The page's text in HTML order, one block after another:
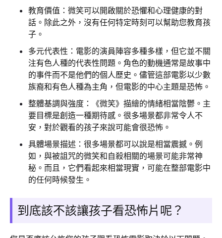
教育價值：微笑可以開啟關於恐懼和心理健康的對
話。除此之外，沒有任何特定時刻可以幫助您教育孩
子。
多元代表性：電影的演員陣容多種多樣，但它並不關
注有色人種的代表性問題。角色的動機通常是故事中
的事件而不是他們的個人歷史。儘管這部電影以少數
族裔和有色人種為主角，但電影的中心主題是恐怖。
整體基調與強度：《微笑》描繪的情緒相當陰鬱。主
要目標是創造一種期待感。很多場景都非常令人不
安，對於觀看的孩子來說可能會很恐怖。
具體場景描述：很多場景都可以說是相當震撼。例
如，與被詛咒的微笑和自殺相關的場景可能非常神
秘。而且，它們看起來相當現實，可能在整部電影中
的任何時候發生。
到底該不該讓孩子看恐怖片呢？